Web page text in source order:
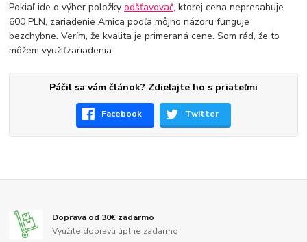
Pokiaľ ide o výber položkyodšťavovač, ktorej cena nepresahuje
600 PLN, zariadenie Amica podľa môjho názoru funguje
bezchybne. Verím, že kvalita je primeraná cene. Som rád, že to
môžem využiťzariadenia.
Páčil sa vám článok? Zdieľajte ho s priateľmi
Facebook Twitter
Doprava od 30€ zadarmo
Využite dopravu úplne zadarmo